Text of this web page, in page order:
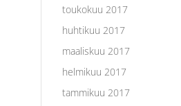
toukokuu 2017
huhtikuu 2017
maaliskuu 2017
helmikuu 2017
tammikuu 2017